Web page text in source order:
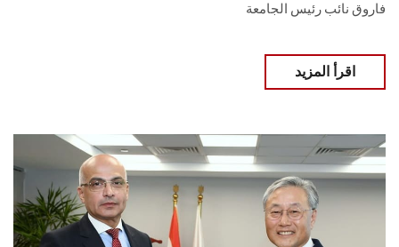
فاروق نائب رئيس الجامعة ‏
اقرأ المزيد